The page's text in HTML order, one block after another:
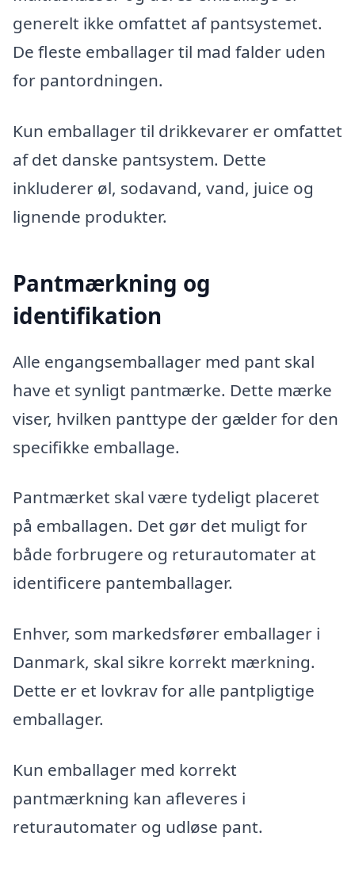
generelt ikke omfattet af pantsystemet.
De fleste emballager til mad falder uden
for pantordningen.
Kun emballager til drikkevarer er omfattet
af det danske pantsystem. Dette
inkluderer øl, sodavand, vand, juice og
lignende produkter.
Pantmærkning og
identifikation
Alle engangsemballager med pant skal
have et synligt pantmærke. Dette mærke
viser, hvilken panttype der gælder for den
specifikke emballage.
Pantmærket skal være tydeligt placeret
på emballagen. Det gør det muligt for
både forbrugere og returautomater at
identificere pantemballager.
Enhver, som markedsfører emballager i
Danmark, skal sikre korrekt mærkning.
Dette er et lovkrav for alle pantpligtige
emballager.
Kun emballager med korrekt
pantmærkning kan afleveres i
returautomater og udløse pant.